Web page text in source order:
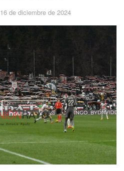
16 de diciembre de 2024